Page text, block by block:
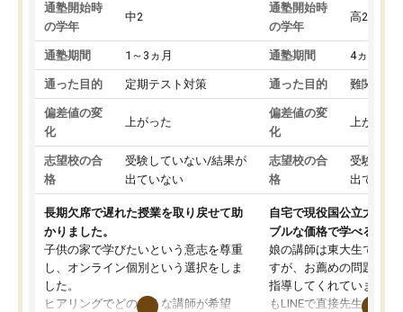
通塾開始時
の学年
中2
通塾期間 1～3ヵ月
通った目的 定期テスト対策
偏差値の変
化
上がった
志望校の合
格
受験していない/結果が
出ていない
長期欠席で遅れた授業を取り戻せて助
かりました。
子供の家で学びたいという意志を尊重
し、オンライン個別という選択をしま
した。
ヒアリングでどのような講師が希望
通塾開始時
の学年
高2
通塾期間 4ヵ月～1
通った目的 難関私立
偏差値の変
化
上がった
志望校の合
格
受験して
出ていな
自宅で現役国公立大学生
ブルな価格で学べる
娘の講師は東大生では無
すが、お薦めの問題集や
指導してくれています。
もLINEで直接先生に質問